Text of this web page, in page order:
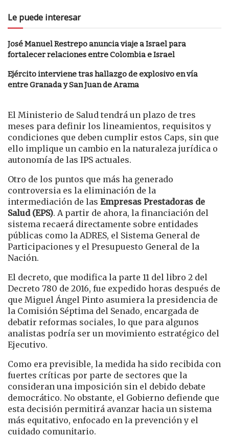
Le puede interesar
José Manuel Restrepo anuncia viaje a Israel para
fortalecer relaciones entre Colombia e Israel
Ejército interviene tras hallazgo de explosivo en vía
entre Granada y San Juan de Arama
El Ministerio de Salud tendrá un plazo de tres
meses para definir los lineamientos, requisitos y
condiciones que deben cumplir estos Caps, sin que
ello implique un cambio en la naturaleza jurídica o
autonomía de las IPS actuales.
Otro de los puntos que más ha generado
controversia es la eliminación de la
intermediación de las Empresas Prestadoras de
Salud (EPS). A partir de ahora, la financiación del
sistema recaerá directamente sobre entidades
públicas como la ADRES, el Sistema General de
Participaciones y el Presupuesto General de la
Nación.
El decreto, que modifica la parte 11 del libro 2 del
Decreto 780 de 2016, fue expedido horas después de
que Miguel Ángel Pinto asumiera la presidencia de
la Comisión Séptima del Senado, encargada de
debatir reformas sociales, lo que para algunos
analistas podría ser un movimiento estratégico del
Ejecutivo.
Como era previsible, la medida ha sido recibida con
fuertes críticas por parte de sectores que la
consideran una imposición sin el debido debate
democrático. No obstante, el Gobierno defiende que
esta decisión permitirá avanzar hacia un sistema
más equitativo, enfocado en la prevención y el
cuidado comunitario.